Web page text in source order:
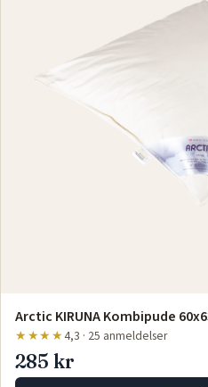
Arctic KIRUNA Kombipude
★★★★4,3 · 25 anmeldelser
285 kr